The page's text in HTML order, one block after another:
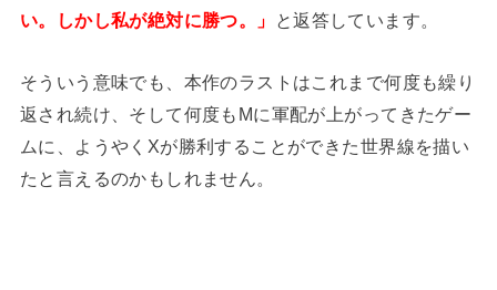
い。しかし私が絶対に勝つ。」
と返答しています。
そういう意味でも、本作のラストはこれまで何度も繰り
返され続け、そして何度もMに軍配が上がってきたゲー
ムに、ようやくXが勝利することができた世界線を描い
たと言えるのかもしれません。